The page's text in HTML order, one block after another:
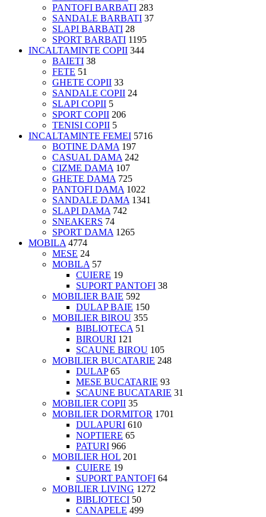
PANTOFI BARBATI 283
SANDALE BARBATI 37
SLAPI BARBATI 28
SPORT BARBATI 1195
INCALTAMINTE COPII 344
BAIETI 38
FETE 51
GHETE COPII 33
SANDALE COPII 24
SLAPI COPII 5
SPORT COPII 206
TENISI COPII 5
INCALTAMINTE FEMEI 5716
BOTINE DAMA 197
CASUAL DAMA 242
CIZME DAMA 107
GHETE DAMA 725
PANTOFI DAMA 1022
SANDALE DAMA 1341
SLAPI DAMA 742
SNEAKERS 74
SPORT DAMA 1265
MOBILA 4774
MESE 24
MOBILA 57
CUIERE 19
SUPORT PANTOFI 38
MOBILIER BAIE 592
DULAP BAIE 150
MOBILIER BIROU 355
BIBLIOTECA 51
BIROURI 121
SCAUNE BIROU 105
MOBILIER BUCATARIE 248
DULAP 65
MESE BUCATARIE 93
SCAUNE BUCATARIE 31
MOBILIER COPII 35
MOBILIER DORMITOR 1701
DULAPURI 610
NOPTIERE 65
PATURI 966
MOBILIER HOL 201
CUIERE 19
SUPORT PANTOFI 64
MOBILIER LIVING 1272
BIBLIOTECI 50
CANAPELE 499